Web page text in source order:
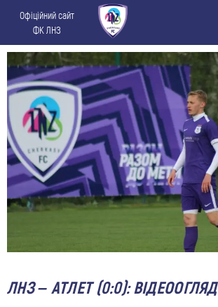
Офіційний сайт
ФК ЛНЗ
ЛНЗ – АТЛЕТ (0:0): ВІДЕООГЛЯД